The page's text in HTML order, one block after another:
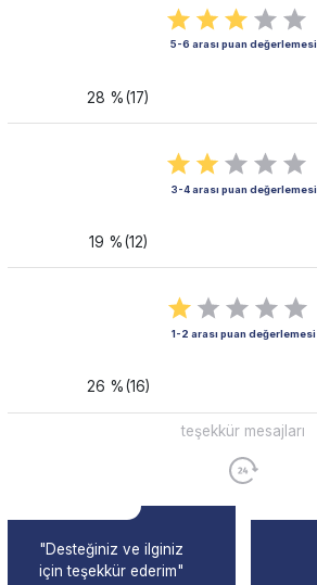
5-6 arası puan değerlemesi
28 %(17)
3-4 arası puan değerlemesi
19 %(12)
1-2 arası puan değerlemesi
26 %(16)
teşekkür mesajları
"Desteğiniz ve ilginiz
için teşekkür ederim"